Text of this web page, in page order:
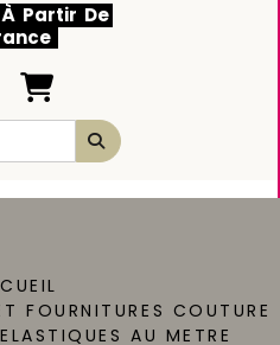
Partir De
FOURNITURES COUTURE
AU METRE